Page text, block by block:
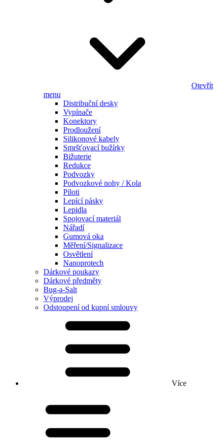
Otevřít
menu
Distribuční desky
Vypínače
Konektory
Prodloužení
Silikonové kabely
Smršťovací bužírky
Bižuterie
Redukce
Podvozky
Podvozkové nohy / Kola
Piloti
Lepící pásky
Lepidla
Spojovací materiál
Nářadí
Gumová oka
Měření/Signalizace
Osvětlení
Nanoprotech
Dárkové poukazy
Dárkové předměty
Bug-a-Salt
Výprodej
Odstoupení od kupní smlouvy
Více